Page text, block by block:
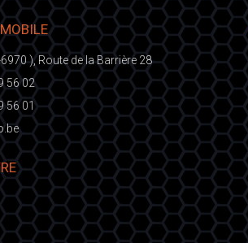
), Route de la Barrière 28
56 02
56 01